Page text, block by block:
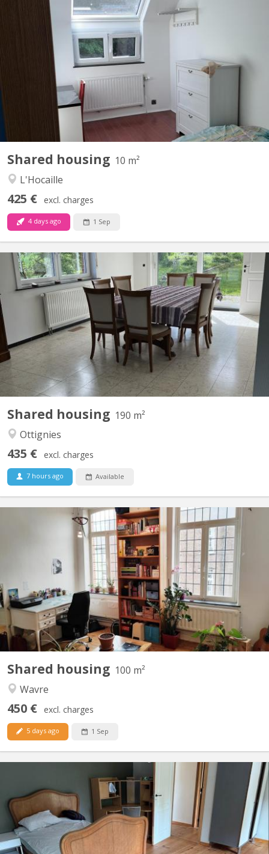
Shared housing 10 m²
L'Hocaille
425 € excl. charges
4 days ago 1 Sep
Chambre meublée & fraîchement rénovée – Quartier de l'Hocaille ​
Vous cherchez un lieu de vie agréable, lumineux et idéalement
situé ? Venez nous rejoindre dans notre colocation de 3
personnes au sein d'une maison unifamiliale ! ​📍 Localisation
idéale ​Située dans le quartier très recherché de...
Shared housing 190 m²
Ottignies
435 € excl. charges
7 hours ago Available
KV 2122
Premium 200 m² shared apartment in Vieusart • 200 m² of bright,
fully equipped space • Large south-facing garden + terrace • 3
spacious 18 m² bedrooms • Quiet neighborhood near Louvain-la-
Neuve • Parking spaces in front of the house 3 Rooms available
18M2 Each room is furnished, bright and...
Shared housing 100 m²
Wavre
450 € excl. charges
5 days ago 1 Sep
KV 1374
2 nice rooms + - 20m2 to rent (2 other rooms already rented)
only for students in a building occupied during the day by 2
physiotherapists on the ground floor. Advertisement on line =
room still available Renting period till 30/08/2025 Wooden floors,
very bright rooms. Interior courtyard,...
KV 2096
Des places se libèrent dans une colocation de choix à Vieusart !
🔸 Deux maisons mitoyennes (4p + 2p) 🔸 Emplacement
enchanteur à Vieux-Sart, dans le lieu-dit "la Place" 🔸 Cadre
bucolique, propice à de nombreuses balades 🔸 Cour orientée
sud 🔸 Bail annuel renouvelable 🔸 Chaque maison offre...